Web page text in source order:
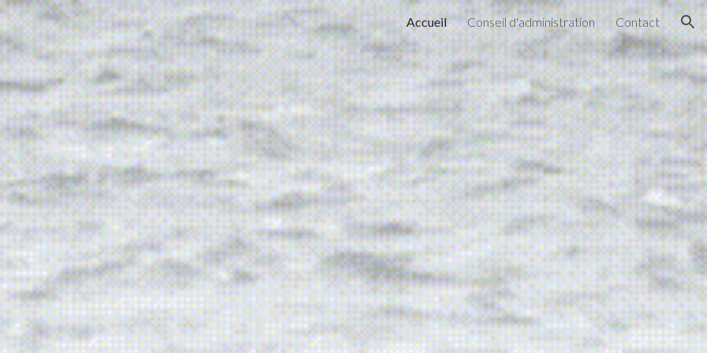
to main content Skip to navigation Accueil Conseil d'administration Contact